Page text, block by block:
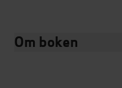
Om boken